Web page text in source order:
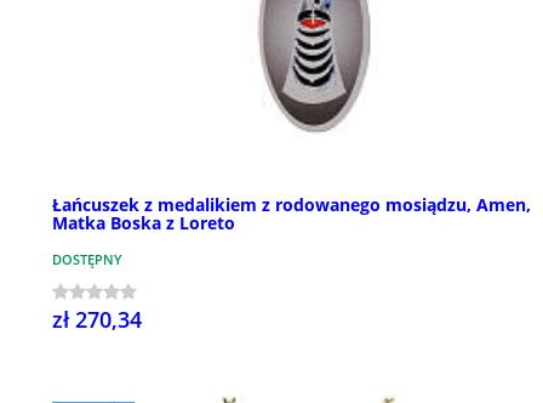
Łańcuszek z medalikiem z rodowanego mosiądzu, Amen,
Matka Boska z Loreto
DOSTĘPNY
zł 270,34